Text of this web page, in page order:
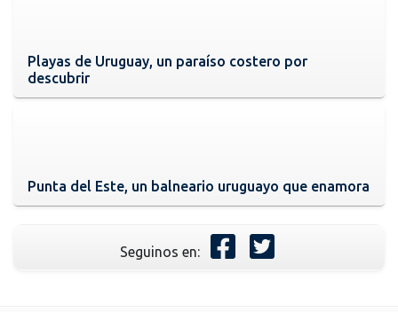
Playas de Uruguay, un paraíso costero por
descubrir
Punta del Este, un balneario uruguayo que enamora
Seguinos en: